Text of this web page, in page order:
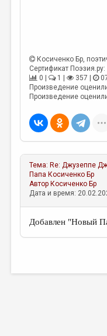
Косиченко Бр,
Сертификат
0 |
1 | 357 |
Произведение оценили
Произведение оценили
Тема: Re: Джузеппе
Папа Косиченко Бр
Автор Косиченко Бр
Дата и время:
Добавлен "Новый